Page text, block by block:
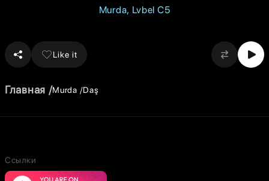
Murda Lvbel C5
Like it
Главная Murda Daş
Ссылки